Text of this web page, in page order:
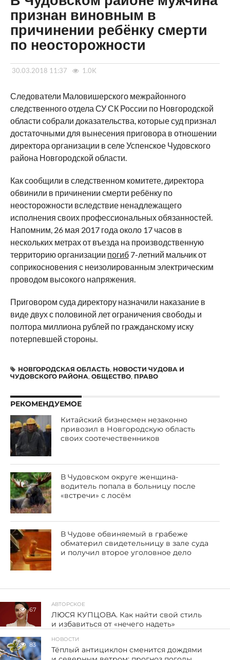
признан виновным в
причинении ребёнку смерти
по неосторожности
30.03.2018 11:37 1.0K
Следователи Маловишерского межрайонного
следственного отдела СУ СК России по Новгородской
области собрали доказательства, которые суд признал
достаточными для вынесения приговора в отношении
директора организации в селе Успенское Чудовского
района Новгородской области.
Как сообщили в следственном комитете, директора
обвинили в причинении смерти ребёнку по
неосторожности вследствие ненадлежащего
исполнения своих профессиональных обязанностей.
Напомним, 26 мая 2017 года около 17 часов в
нескольких метрах от въезда на производственную
территорию организации погиб7-летний мальчик от
соприкосновения с неизолированным электрическим
проводом высокого напряжения.
Приговором суда директору назначили наказание в
виде двух с половиной лет ограничения свободы и
полтора миллиона рублей по гражданскому иску
потерпевшей стороны.
НОВГОРОДСКАЯ ОБЛАСТЬ, НОВОСТИ ЧУДОВА И
ЧУДОВСКОГО РАЙОНА, ОБЩЕСТВО, ПРАВО
РЕКОМЕНДУЕМОЕ
Китайский бизнесмен незаконно
привозил в Новгородскую область
своих соотечественников
В Чудовском округе женщина-
водитель попала в больницу после
«встречи» с лосём
В Чудове обвиняемый в грабеже
обматерил свидетельницу в зале суда
и получил второе уголовное дело
67
АВТОРСКОЕ
ЛЮСЯ КУПЦОВА. Как найти свой стиль
и избавиться от «нечего надеть»
83
НОВОСТИ
Тёплый антициклон сменится дождями